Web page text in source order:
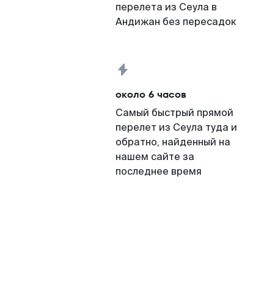
перелета из Сеула в
Андижан без пересадок
около 6 часов
Самый быстрый прямой
перелет из Сеула туда и
обратно, найденный на
нашем сайте за
последнее время